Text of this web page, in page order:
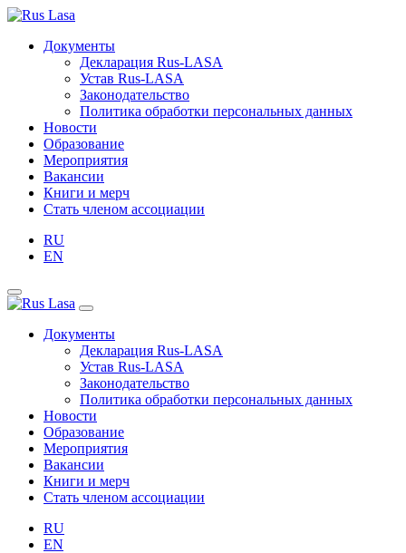
Документы
Декларация Rus-LASA
Устав Rus-LASA
Законодательство
Политика обработки персональных данных
Новости
Образование
Мероприятия
Вакансии
Книги и мерч
Стать членом ассоциации
RU
EN
Документы
Декларация Rus-LASA
Устав Rus-LASA
Законодательство
Политика обработки персональных данных
Новости
Образование
Мероприятия
Вакансии
Книги и мерч
Стать членом ассоциации
RU
EN